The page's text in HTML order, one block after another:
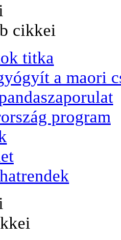
cikkei
titka
a maori
program